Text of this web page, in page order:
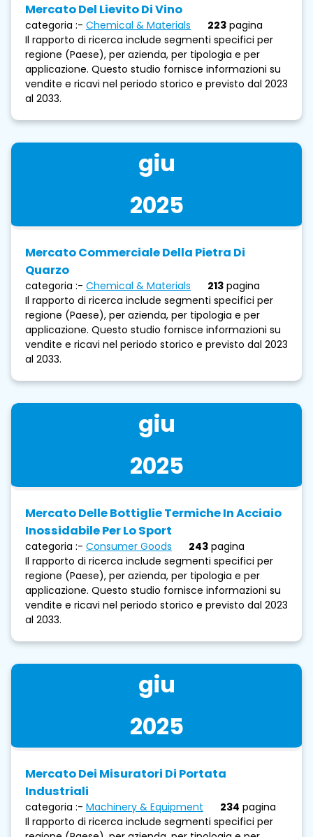
Mercato Del Lievito Di Vino
categoria :- Chemical & Materials 223 pagina
Il rapporto di ricerca include segmenti specifici per
regione (Paese), per azienda, per tipologia e per
applicazione. Questo studio fornisce informazioni su
vendite e ricavi nel periodo storico e previsto dal 2023
al 2033.
giu
2025
Mercato Commerciale Della Pietra Di
Quarzo
categoria :- Chemical & Materials 213 pagina
Il rapporto di ricerca include segmenti specifici per
regione (Paese), per azienda, per tipologia e per
applicazione. Questo studio fornisce informazioni su
vendite e ricavi nel periodo storico e previsto dal 2023
al 2033.
giu
2025
Mercato Delle Bottiglie Termiche In Acciaio
Inossidabile Per Lo Sport
categoria :- Consumer Goods 243 pagina
Il rapporto di ricerca include segmenti specifici per
regione (Paese), per azienda, per tipologia e per
applicazione. Questo studio fornisce informazioni su
vendite e ricavi nel periodo storico e previsto dal 2023
al 2033.
giu
2025
Mercato Dei Misuratori Di Portata
Industriali
categoria :- Machinery & Equipment 234 pagina
Il rapporto di ricerca include segmenti specifici per